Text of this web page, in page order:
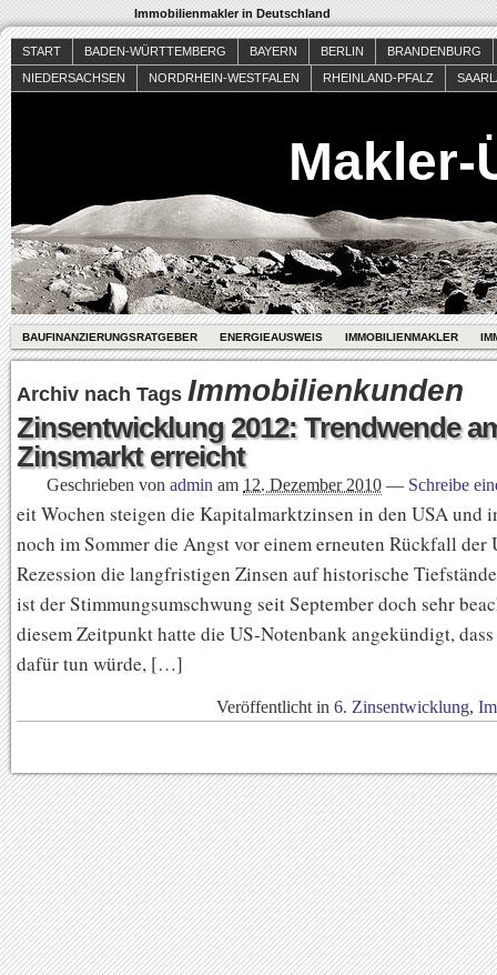
Immobilienmakler in Deutschland
START BADEN-WÜRTTEMBERG BAYERN BERLIN
BRANDENBURG
NIEDERSACHSEN
NORDRHEIN-WESTFALEN RHEINLAND-PFALZ
Makler-
BAUFINANZIERUNGSRATGEBER ENERGIEAUSWEIS IMMOBILIENMAKLER
Archiv nach Tags Immobilienkunden
Zinsentwicklung 2012: Trendwende
Zinsmarkt erreicht
Geschrieben von admin am 12. Dezember 2010 — Schreibe
eit Wochen steigen die Kapitalmarktzinsen in den USA und
noch im Sommer die Angst vor einem erneuten Rückfall der
Rezession die langfristigen Zinsen auf historische
ist der Stimmungsumschwung seit September doch sehr
diesem Zeitpunkt hatte die US-Notenbank angekündigt,
dafür tun würde, […]
Veröffentlicht in 6. Zinsentwicklung,